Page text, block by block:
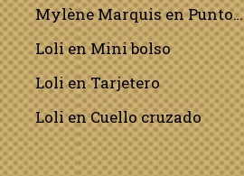
Mylène MarquisenPunto…
LolienMini bolso
LolienTarjetero
LolienCuello cruzado